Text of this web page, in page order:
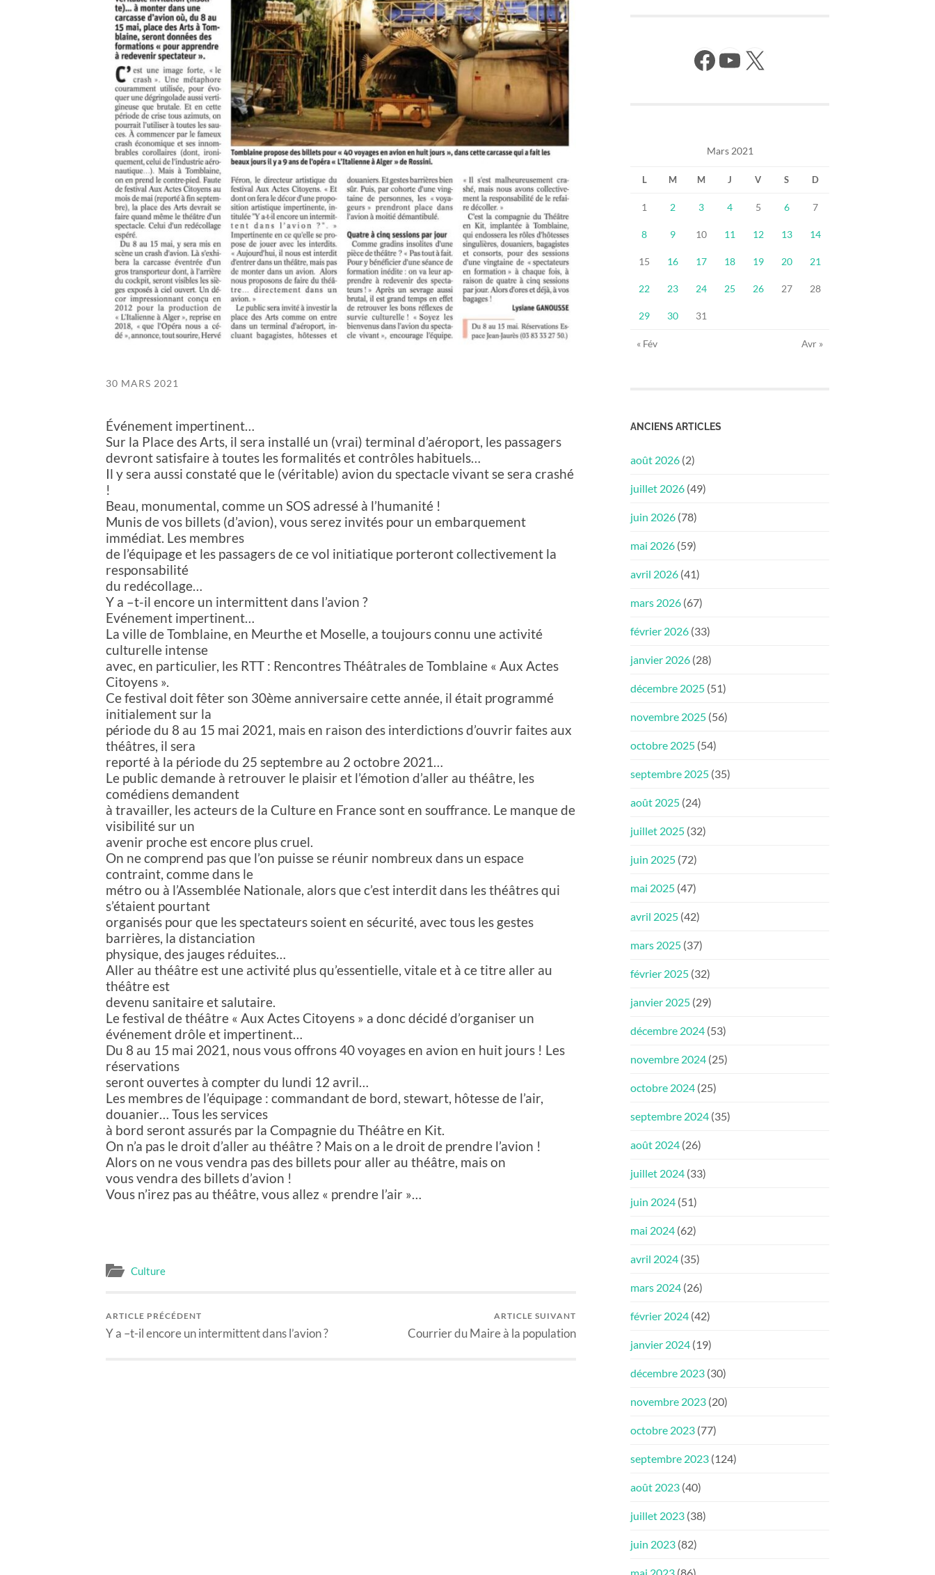
30 MARS 2021
Événement impertinent…
Sur la Place des Arts, il sera installé un (vrai) terminal d’aéroport, les passagers
devront satisfaire à toutes les formalités et contrôles habituels…
Il y sera aussi constaté que le (véritable) avion du spectacle vivant se sera crashé
!
Beau, monumental, comme un SOS adressé à l’humanité !
Munis de vos billets (d’avion), vous serez invités pour un embarquement
immédiat. Les membres
de l’équipage et les passagers de ce vol initiatique porteront collectivement la
responsabilité
du redécollage…
Y a –t-il encore un intermittent dans l’avion ?
Evénement impertinent…
La ville de Tomblaine, en Meurthe et Moselle, a toujours connu une activité
culturelle intense
avec, en particulier, les RTT : Rencontres Théâtrales de Tomblaine « Aux Actes
Citoyens ».
Ce festival doit fêter son 30ème anniversaire cette année, il était programmé
initialement sur la
période du 8 au 15 mai 2021, mais en raison des interdictions d’ouvrir faites aux
théâtres, il sera
reporté à la période du 25 septembre au 2 octobre 2021…
Le public demande à retrouver le plaisir et l’émotion d’aller au théâtre, les
comédiens demandent
à travailler, les acteurs de la Culture en France sont en souffrance. Le manque de
visibilité sur un
avenir proche est encore plus cruel.
On ne comprend pas que l’on puisse se réunir nombreux dans un espace
contraint, comme dans le
métro ou à l’Assemblée Nationale, alors que c’est interdit dans les théâtres qui
s’étaient pourtant
organisés pour que les spectateurs soient en sécurité, avec tous les gestes
barrières, la distanciation
physique, des jauges réduites…
Aller au théâtre est une activité plus qu’essentielle, vitale et à ce titre aller au
théâtre est
devenu sanitaire et salutaire.
Le festival de théâtre « Aux Actes Citoyens » a donc décidé d’organiser un
événement drôle et impertinent…
Du 8 au 15 mai 2021, nous vous offrons 40 voyages en avion en huit jours ! Les
réservations
seront ouvertes à compter du lundi 12 avril…
Les membres de l’équipage : commandant de bord, stewart, hôtesse de l’air,
douanier… Tous les services
à bord seront assurés par la Compagnie du Théâtre en Kit.
On n’a pas le droit d’aller au théâtre ? Mais on a le droit de prendre l’avion !
Alors on ne vous vendra pas des billets pour aller au théâtre, mais on
vous vendra des billets d’avion !
Vous n’irez pas au théâtre, vous allez « prendre l’air »…
Culture
ARTICLE PRÉCÉDENT
Y a –t-il encore un intermittent dans l’avion ?
ARTICLE SUIVANT
Courrier du Maire à la population
Facebook YouTube X
Mars 2021
L M M J V S D
1 2 3 4 5 6 7
8 9 10 11 12 13 14
15 16 17 18 19 20 21
22 23 24 25 26 27 28
29 30 31
« Fév Avr »
ANCIENS ARTICLES
août 2026 (2)
juillet 2026 (49)
juin 2026 (78)
mai 2026 (59)
avril 2026 (41)
mars 2026 (67)
février 2026 (33)
janvier 2026 (28)
décembre 2025 (51)
novembre 2025 (56)
octobre 2025 (54)
septembre 2025 (35)
août 2025 (24)
juillet 2025 (32)
juin 2025 (72)
mai 2025 (47)
avril 2025 (42)
mars 2025 (37)
février 2025 (32)
janvier 2025 (29)
décembre 2024 (53)
novembre 2024 (25)
octobre 2024 (25)
septembre 2024 (35)
août 2024 (26)
juillet 2024 (33)
juin 2024 (51)
mai 2024 (62)
avril 2024 (35)
mars 2024 (26)
février 2024 (42)
janvier 2024 (19)
décembre 2023 (30)
novembre 2023 (20)
octobre 2023 (77)
septembre 2023 (124)
août 2023 (40)
juillet 2023 (38)
juin 2023 (82)
mai 2023 (86)